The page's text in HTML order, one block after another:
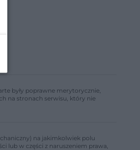
były poprawne merytorycznie,
na stronach serwisu, który nie
na jakimkolwiek polu
lub w części z naruszeniem prawa,